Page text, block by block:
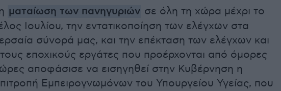
ματαίωση των πανηγυριών σε όλη τη χώρα μέχρι το
Ιουλίου, την εντατικοποίηση των ελέγχων στα
σύνορά μας, και την επέκταση των ελέγχων και
εποχικούς εργάτες που προέρχονται από όμορες
αποφάσισε να εισηγηθεί στην Κυβέρνηση η
Εμπειρογνωμόνων του Υπουργείου Υγείας, που